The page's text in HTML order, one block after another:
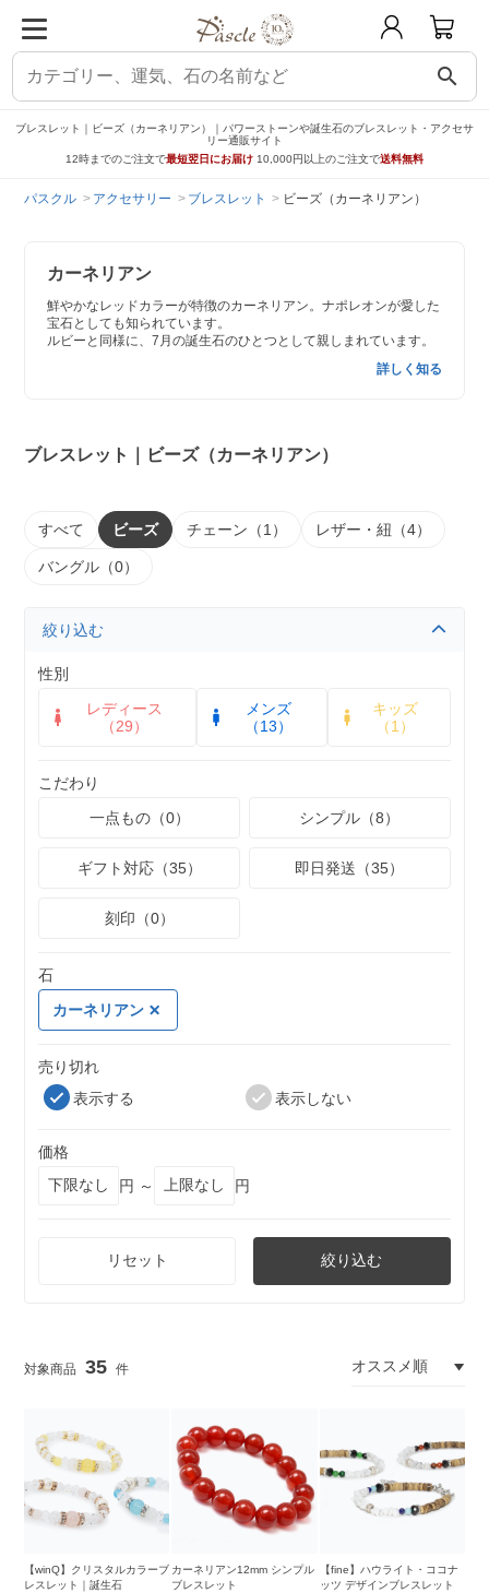
search
ブレスレット｜ビーズ（カーネリアン）｜パワーストーンや誕生石のブレスレット・アクセサ
リー通販サイト
12時までのご注文で最短翌日にお届け 10,000円以上のご注文で送料無料
パスクル アクセサリー ブレスレット ビーズ（カーネリアン）
カーネリアン
鮮やかなレッドカラーが特徴のカーネリアン。ナポレオンが愛した
宝石としても知られています。
ルビーと同様に、7月の誕生石のひとつとして親しまれています。
詳しく知る
ブレスレット｜ビーズ（カーネリアン）
すべて ビーズ チェーン（1） レザー・紐（4）
バングル（0）
絞り込む
性別
レディース
（29）
メンズ
（13）
キッズ
（1）
こだわり
一点もの（0）
シンプル（8）
ギフト対応（35） 即日発送（35）
刻印（0）
石
カーネリアン
売り切れ
表示する
表示しない
価格
円 ～
円
リセット 絞り込む
35
【winQ】クリスタルカラーブ
レスレット｜誕生石
カーネリアン12mm シンプル
ブレスレット
【fine】ハウライト・ココナ
ッツ デザインブレスレット